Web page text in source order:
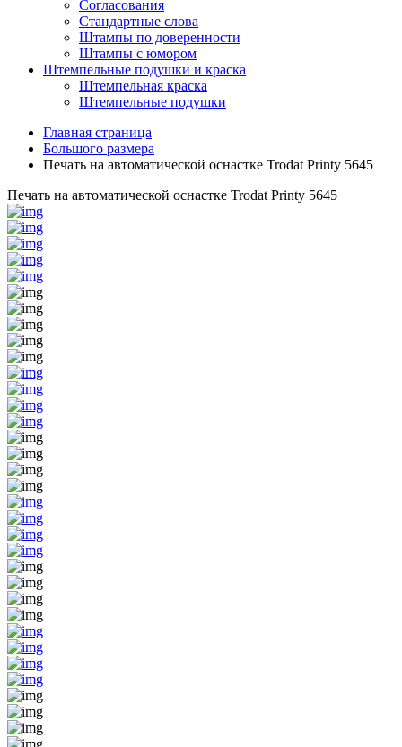
Согласования
Стандартные слова
Штампы по доверенности
Штампы с юмором
Штемпельные подушки и краска
Штемпельная краска
Штемпельные подушки
Главная страница
Большого размера
Печать на автоматической оснастке Trodat Printy 5645
Печать на автоматической оснастке Trodat Printy 5645